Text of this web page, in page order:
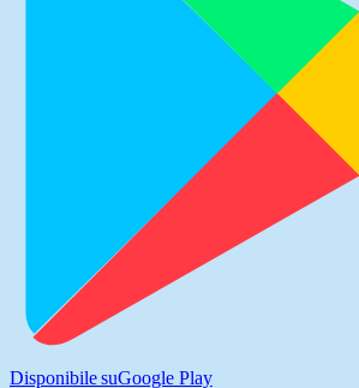
Disponibile suGoogle Play